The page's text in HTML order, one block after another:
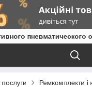
пневматического
Ремкомплекти і